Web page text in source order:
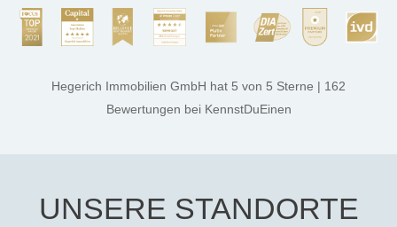
stands out far above the
rest. They made the entire
process smooth,
thanks, and a huge part of
the credit goes to Amelie
Jamrowâ€”she was
exceptionally professional,
Hegerich Immobilien to
anyone looking for a home.
Hegerich Immobilien GmbH hat 5 von 5 Sterne | 162
Bewertungen bei KennstDuEinen
UNSERE STANDORTE